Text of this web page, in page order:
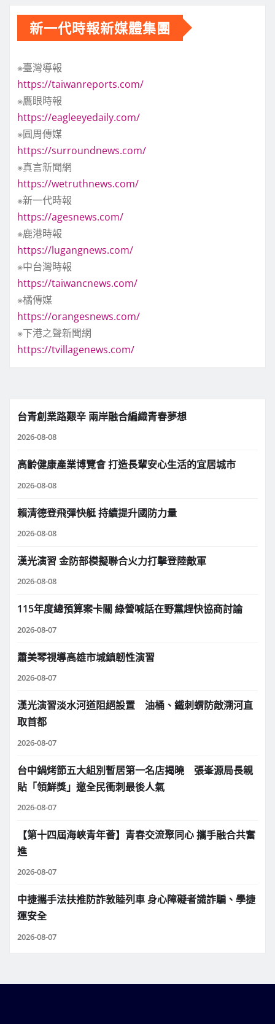
新一代時報新媒體集團
※臺灣導報
https://taiwanreports.com/
※鷹眼時報
https://eagleeyedaily.com/
※圓周傳媒
https://surroundnews.com/
※真言新聞網
https://wetruthnews.com/
※新一代時報
https://agesnews.com/
※鹿港時報
https://lugangnews.com/
※中台灣時報
https://taiwancnews.com/
※橘傳媒
https://orangesnews.com/
※下港之聲新聞網
https://tvillagenews.com/
台青創業路艱辛 兩岸融合編織青春夢想
2026-08-08
高齡健康產業博覽會 打造長輩安心生活的宜居城市
2026-08-08
賴清德登飛彈快艇 持續提升國防力量
2026-08-08
漢光演習 金防部模擬聯合火力打擊登陸敵軍
2026-08-08
115年度總預算案卡關 綠營喊話在野黨趕快協商討論
2026-08-07
蕭美琴視導高雄市城鎮韌性演習
2026-08-07
漢光演習淡水河道阻絕設置 油桶、鐵刺蝟防敵溯河直
取首都
2026-08-07
台中鍋烤節五大組別暫居第一名店揭曉 張峯源局長親
貼「領鮮獎」邀全民衝刺最後人氣
2026-08-07
【第十四屆海峽青年薈】青春交流聚同心 攜手融合共奮
進
2026-08-07
中捷攜手法扶推防詐敦睦列車 身心障礙者識詐騙、學捷
運安全
2026-08-07